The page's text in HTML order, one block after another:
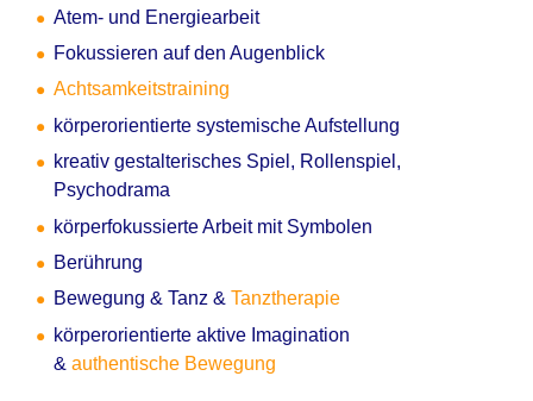
Atem- und Energiearbeit
Fokussieren auf den Augenblick
Achtsamkeitstraining
körperorientierte systemische Aufstellung
kreativ gestalterisches Spiel, Rollenspiel,
Psychodrama
körperfokussierte Arbeit mit Symbolen
Berührung
Bewegung & Tanz & Tanztherapie
körperorientierte aktive Imagination
& authentische Bewegung